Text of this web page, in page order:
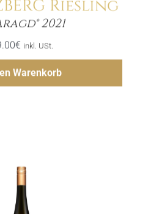
Riesling
2021
€ inkl. USt.
Warenkorb
Menge
Hinzufügen